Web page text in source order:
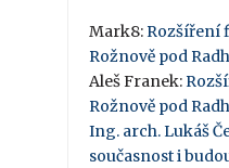
Mark8:Rozšíření
Rožnově pod
Aleš Franek:
Rožnově pod
Ing. arch. Lukáš
současnost i